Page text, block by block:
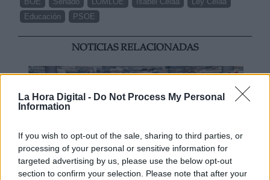
La Hora Digital - Do Not Process My Personal
Information
If you wish to opt-out of the sale, sharing to third parties, or
processing of your personal or sensitive information for
targeted advertising by us, please use the below opt-out
section to confirm your selection. Please note that after your
Educación
PSOE
NOTICIAS RELACIONADAS